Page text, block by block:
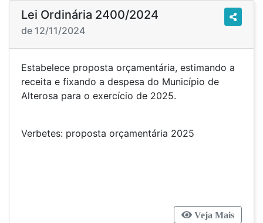
Lei Ordinária 2400/2024
de 12/11/2024
Estabelece proposta orçamentária, estimando a
receita e fixando a despesa do Município de
Alterosa para o exercício de 2025.
Verbetes: proposta orçamentária 2025
Veja Mais